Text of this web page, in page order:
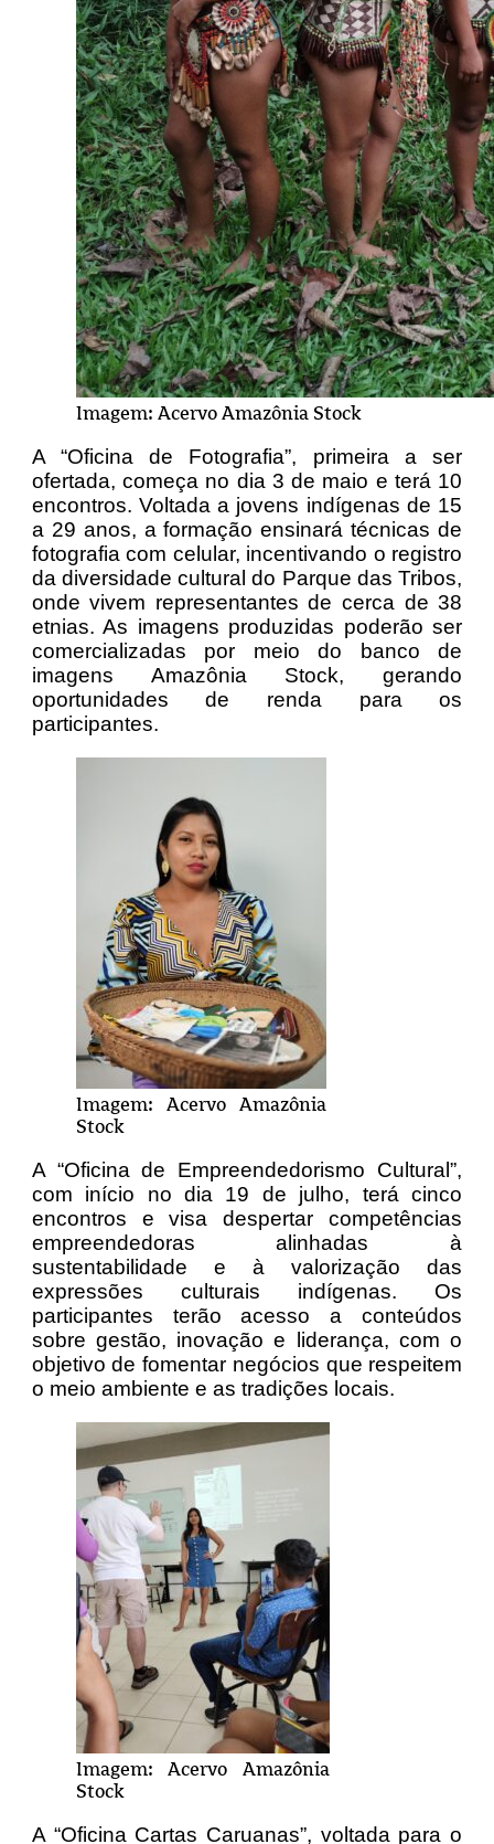
Imagem: Acervo Amazônia Stock
A “Oficina de Fotografia”, primeira a ser
ofertada, começa no dia 3 de maio e terá 10
encontros. Voltada a jovens indígenas de 15
a 29 anos, a formação ensinará técnicas de
fotografia com celular, incentivando o registro
da diversidade cultural do Parque das Tribos,
onde vivem representantes de cerca de 38
etnias. As imagens produzidas poderão ser
comercializadas por meio do banco de
imagens Amazônia Stock, gerando
oportunidades de renda para os
participantes.
Imagem: Acervo Amazônia
Stock
A “Oficina de Empreendedorismo Cultural”,
com início no dia 19 de julho, terá cinco
encontros e visa despertar competências
empreendedoras alinhadas à
sustentabilidade e à valorização das
expressões culturais indígenas. Os
participantes terão acesso a conteúdos
sobre gestão, inovação e liderança, com o
objetivo de fomentar negócios que respeitem
o meio ambiente e as tradições locais.
Imagem: Acervo Amazônia
Stock
A “Oficina Cartas Caruanas”, voltada para o